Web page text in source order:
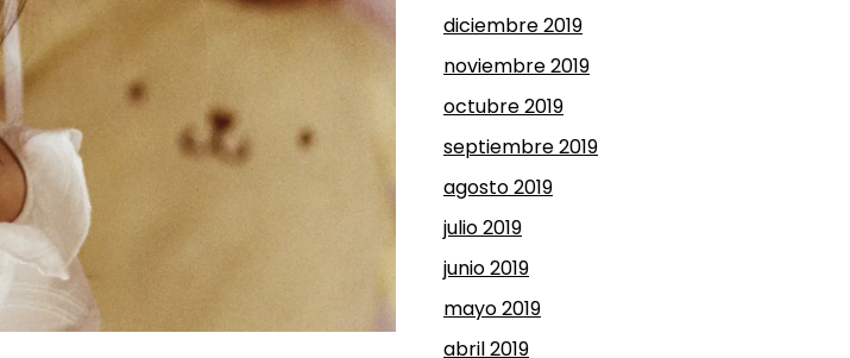
diciembre 2019
noviembre 2019
octubre 2019
septiembre 2019
agosto 2019
julio 2019
junio 2019
mayo 2019
abril 2019